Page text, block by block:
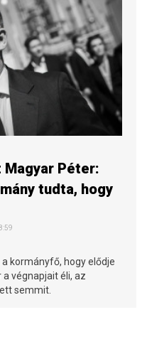
Péter:
tudta, hogy
kormányfő, hogy elődje
végnapjait éli, az
semmit.